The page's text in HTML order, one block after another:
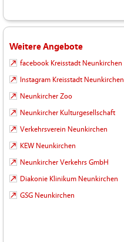
Weitere Angebote
facebook Kreisstadt Neunkirchen
Instagram Kreisstadt Neunkirchen
Neunkircher Zoo
Neunkircher Kulturgesellschaft
Verkehrsverein Neunkirchen
KEW Neunkirchen
Neunkircher Verkehrs GmbH
Diakonie Klinikum Neunkirchen
GSG Neunkirchen